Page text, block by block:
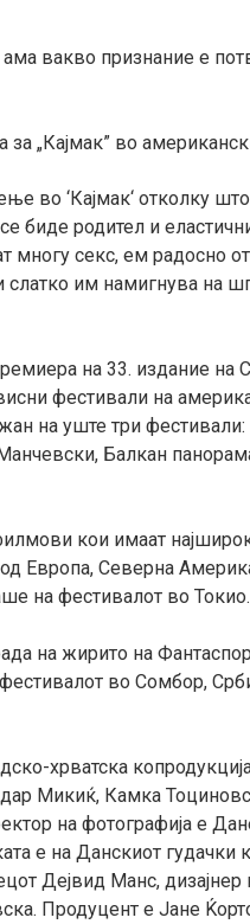
вакво признание е
за „Кајмак” во
во‘Кајмак‘ отколку
биде родител и
многу секс, ем радосно
им намигнува на
на 33. издание
фестивали на
на уште три
Балкан
кои имаат
од Европа, Северна
на фестивалот во Токио.
на жирито на
во Сомбор,
хрватска
Микиќ, Камка
на фотографија е
е на Данскиот гудачки
Дејвид Манс,
Продуцент е Јане